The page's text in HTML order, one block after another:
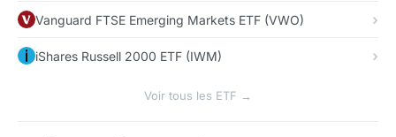
Vanguard FTSE Emerging Markets ETF (VWO)
iShares Russell 2000 ETF (IWM)
Voir tous les ETF →